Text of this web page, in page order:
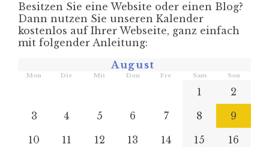
Besitzen Sie eine Website oder einen Blog?
Dann nutzen Sie unseren Kalender
kostenlos auf Ihrer Webseite, ganz einfach
mit folgender Anleitung:
August
Mon Die Mit Don Fre Sam Son
1
2
3
4 5 6 7 8
9
10
11 12 13 14 15
16